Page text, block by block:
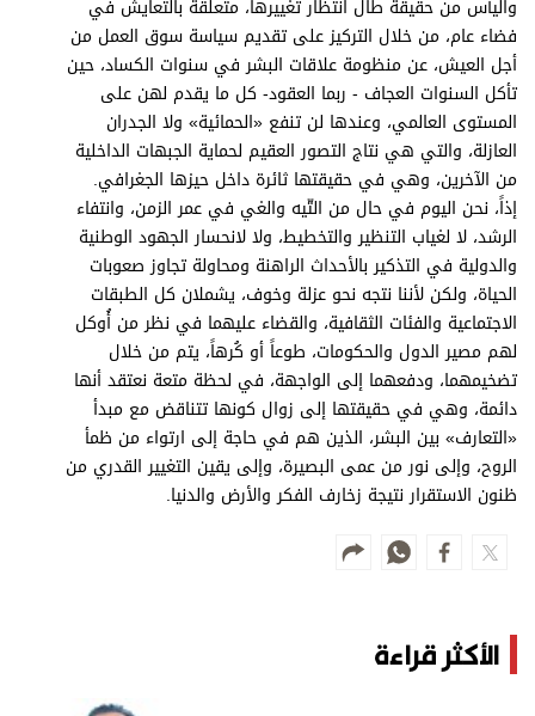
واليأس من حقيقة طال انتظار تغييرها، متعلقة بالتعايش في
فضاء عام، من خلال التركيز على تقديم سياسة سوق العمل من
أجل العيش، عن منظومة علاقات البشر في سنوات الكساد، حين
تأكل السنوات العجاف - ربما العقود- كل ما يقدم لهن على
المستوى العالمي، وعندها لن تنفع «الحمائية» ولا الجدران
العازلة، والتي هي نتاج التصور العقيم لحماية الجبهات الداخلية
من الآخرين، وهي في حقيقتها ثائرة داخل حيزها الجغرافي.
إذاً، نحن اليوم في حال من التّيه والغي في عمر الزمن، وانتفاء
الرشد، لا لغياب التنظير والتخطيط، ولا لانحسار الجهود الوطنية
والدولية في التذكير بالأحداث الراهنة ومحاولة تجاوز صعوبات
الحياة، ولكن لأننا نتجه نحو عزلة وخوف، يشملان كل الطبقات
الاجتماعية والفئات الثقافية، والقضاء عليهما في نظر من أُوكل
لهم مصير الدول والحكومات، طوعاً أو كُرهاً، يتم من خلال
تضخيمهما، ودفعهما إلى الواجهة، في لحظة متعة نعتقد أنها
دائمة، وهي في حقيقتها إلى زوال كونها تتناقض مع مبدأ
«التعارف» بين البشر، الذين هم في حاجة إلى ارتواء من ظمأ
الروح، وإلى نور من عمى البصيرة، وإلى يقين التغيير القدري من
ظنون الاستقرار نتيجة زخارف الفكر والأرض والدنيا.
الأكثر قراءة